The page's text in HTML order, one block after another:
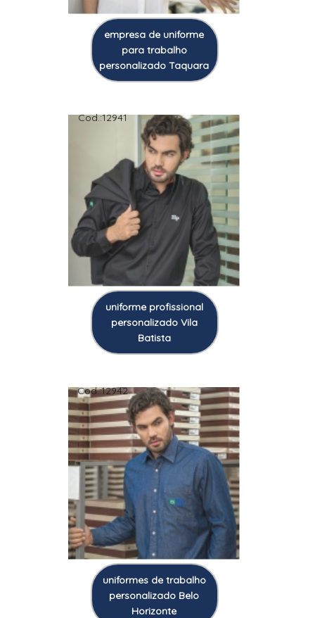
empresa de uniforme
para trabalho
personalizado Taquara
Cod.:12941
uniforme profissional
personalizado Vila
Batista
Cod.:12942
uniformes de trabalho
personalizado Belo
Horizonte